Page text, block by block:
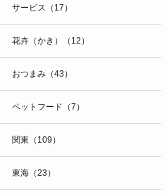
サービス（17）
花卉（かき）（12）
おつまみ（43）
ペットフード（7）
関東（109）
東海（23）